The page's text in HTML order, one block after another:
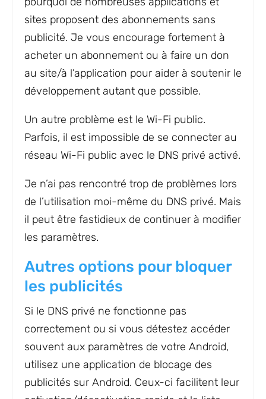
sites proposent des abonnements sans
publicité. Je vous encourage fortement à
acheter un abonnement ou à faire un don
au site/à l’application pour aider à soutenir le
développement autant que possible.
Un autre problème est le Wi-Fi public.
Parfois, il est impossible de se connecter au
réseau Wi-Fi public avec le DNS privé activé.
Je n’ai pas rencontré trop de problèmes lors
de l’utilisation moi-même du DNS privé. Mais
il peut être fastidieux de continuer à modifier
les paramètres.
Autres options pour bloquer
les publicités
Si le DNS privé ne fonctionne pas
correctement ou si vous détestez accéder
souvent aux paramètres de votre Android,
utilisez une application de blocage des
publicités sur Android. Ceux-ci facilitent leur